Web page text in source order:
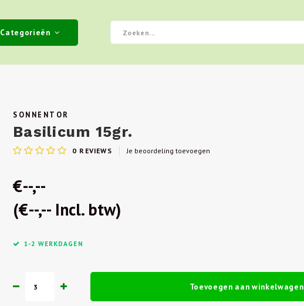
Categorieën
SONNENTOR
Basilicum 15gr.
0 REVIEWS Je beoordeling toevoegen
€--,--
(€--,-- Incl. btw)
1-2 WERKDAGEN
Toevoegen aan winkelwagen